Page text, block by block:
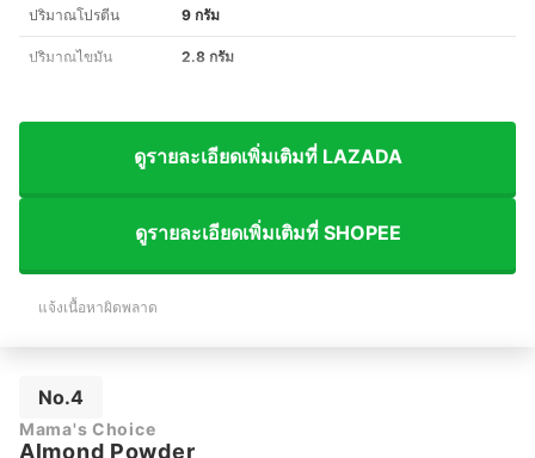
ปริมาณโปรตีน 9 กรัม
ปริมาณไขมัน 2.8 กรัม
ดูรายละเอียดเพิ่มเติมที่ LAZADA
ดูรายละเอียดเพิ่มเติมที่ SHOPEE
แจ้งเนื้อหาผิดพลาด
No.4
Mama's Choice
Almond Powder